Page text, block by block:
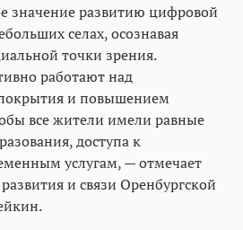
значение развитию цифровой
селах, осознавая
точки зрения.
работают над
и повышением
все жители имели равные
доступа к
услугам, — отмечает
и связи Оренбургской